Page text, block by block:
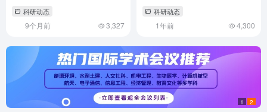
科研动态
9个月前 3,327
胚层干细胞建系技术
科研动态
1年前 4,300
1 2